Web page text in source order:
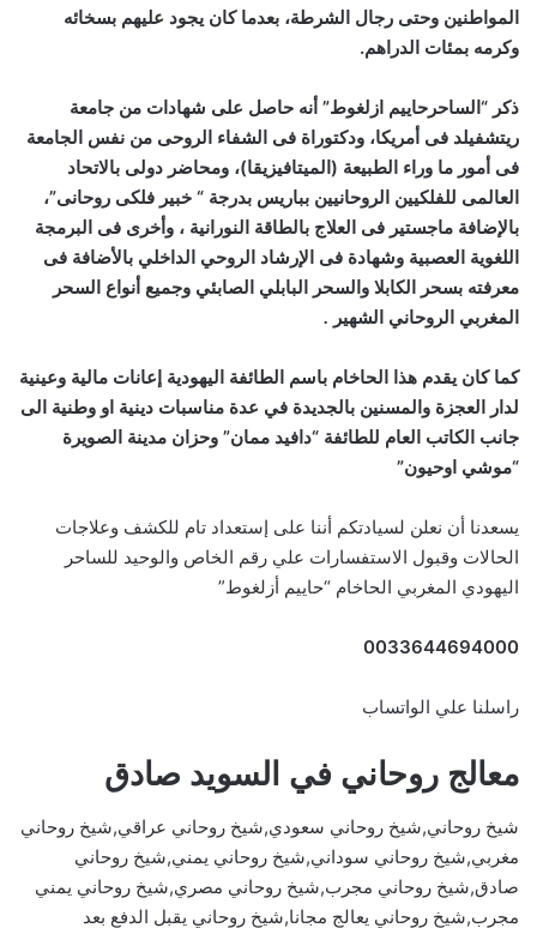
المواطنين وحتى رجال الشرطة، بعدما كان يجود عليهم بسخائه
وكرمه بمئات الدراهم.
ذكر “الساحرحاييم ازلغوط” أنه حاصل على شهادات من جامعة
ريتشفيلد فى أمريكا، ودكتوراة فى الشفاء الروحى من نفس الجامعة
فى أمور ما وراء الطبيعة (الميتافيزيقا)، ومحاضر دولى بالاتحاد
العالمى للفلكيين الروحانيين بباريس بدرجة “ خبير فلكى روحانى”،
بالإضافة ماجستير فى العلاج بالطاقة النورانية ، وأخرى فى البرمجة
اللغوية العصبية وشهادة فى الإرشاد الروحي الداخلي بالأضافة فى
معرفته بسحر الكابلا والسحر البابلي الصابئي وجميع أنواع السحر
المغربي الروحاني الشهير .
كما كان يقدم هذا الحاخام باسم الطائفة اليهودية إعانات مالية وعينية
لدار العجزة والمسنين بالجديدة في عدة مناسبات دينية او وطنية الى
جانب الكاتب العام للطائفة “دافيد ممان” وحزان مدينة الصويرة
“موشي اوحيون”
يسعدنا أن نعلن لسيادتكم أننا على إستعداد تام للكشف وعلاجات
الحالات وقبول الاستفسارات علي رقم الخاص والوحيد للساحر
اليهودي المغربي الحاخام “حاييم أزلغوط”
0033644694000
راسلنا علي الواتساب
معالج روحاني في السويد صادق
شيخ روحاني,شيخ روحاني سعودي,شيخ روحاني عراقي,شيخ روحاني
مغربي,شيخ روحاني سوداني,شيخ روحاني يمني,شيخ روحاني
صادق,شيخ روحاني مجرب,شيخ روحاني مصري,شيخ روحاني يمني
مجرب,شيخ روحاني يعالج مجانا,شيخ روحاني يقبل الدفع بعد